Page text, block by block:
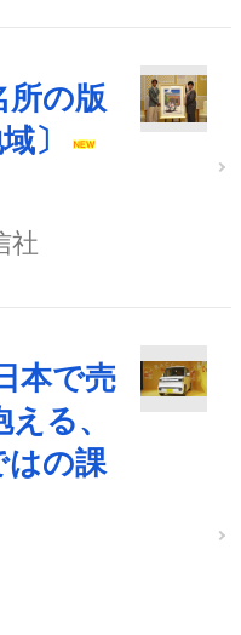
の版
〕
社
本で売
る、
はの課